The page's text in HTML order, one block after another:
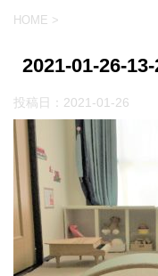
HOME >
2021-01-26-
投稿日： 2021-01-26